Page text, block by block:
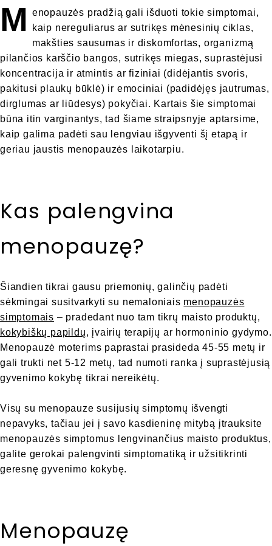
s
M enopauzės pradžią gali išduoti tokie simptomai,
kaip nereguliarus ar sutrikęs mėnesinių ciklas,
makšties sausumas ir diskomfortas, organizmą
pilančios karščio bangos, sutrikęs miegas, suprastėjusi
koncentracija ir atmintis ar fiziniai (didėjantis svoris,
pakitusi plaukų būklė) ir emociniai (padidėjęs jautrumas,
dirglumas ar liūdesys) pokyčiai. Kartais šie simptomai
būna itin varginantys, tad šiame straipsnyje aptarsime,
kaip galima padėti sau lengviau išgyventi šį etapą ir
geriau jaustis menopauzės laikotarpiu.
Kas palengvina
menopauzę?
Šiandien tikrai gausu priemonių, galinčių padėti
sėkmingai susitvarkyti su nemaloniais menopauzės
simptomais – pradedant nuo tam tikrų maisto produktų,
kokybiškų papildų, įvairių terapijų ar hormoninio gydymo.
Menopauzė moterims paprastai prasideda 45-55 metų ir
gali trukti net 5-12 metų, tad numoti ranka į suprastėjusią
gyvenimo kokybę tikrai nereikėtų.
Visų su menopauze susijusių simptomų išvengti
nepavyks, tačiau jei į savo kasdieninę mitybą įtrauksite
menopauzės simptomus lengvinančius maisto produktus,
galite gerokai palengvinti simptomatiką ir užsitikrinti
geresnę gyvenimo kokybę.
Menopauzę